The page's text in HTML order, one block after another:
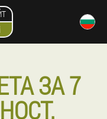
ЗА 7